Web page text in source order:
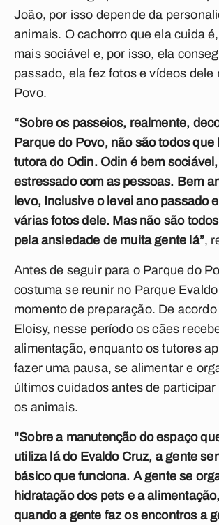
João, por isso depende da
animais. O cachorro que ela cuida
mais sociável e, por isso, ela
passado, ela fez fotos e vídeos dele
Povo.
“Sobre os passeios, realmente,
Parque do Povo, não são todos que
tutora do Odin. Odin é bem
estressado com as pessoas. Bem
levo, Inclusive o levei ano passado
várias fotos dele. Mas não são
pela ansiedade de muita gente lá”,
Antes de seguir para o Parque do
costuma se reunir no Parque
momento de preparação. De
Eloisy, nesse período os cães
alimentação, enquanto os tutores
fazer uma pausa, se alimentar e
últimos cuidados antes de
os animais.
"Sobre a manutenção do espaço
utiliza lá do Evaldo Cruz, a gente
básico que funciona. A gente se
hidratação dos pets e a
quando a gente faz os encontros a